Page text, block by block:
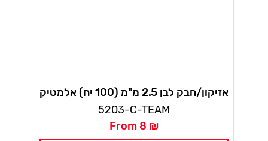
אזיקון/חבק לבן 2.5 מ"מ (100 יח) אלמטיק
5203-C-TEAM
From 8 ₪